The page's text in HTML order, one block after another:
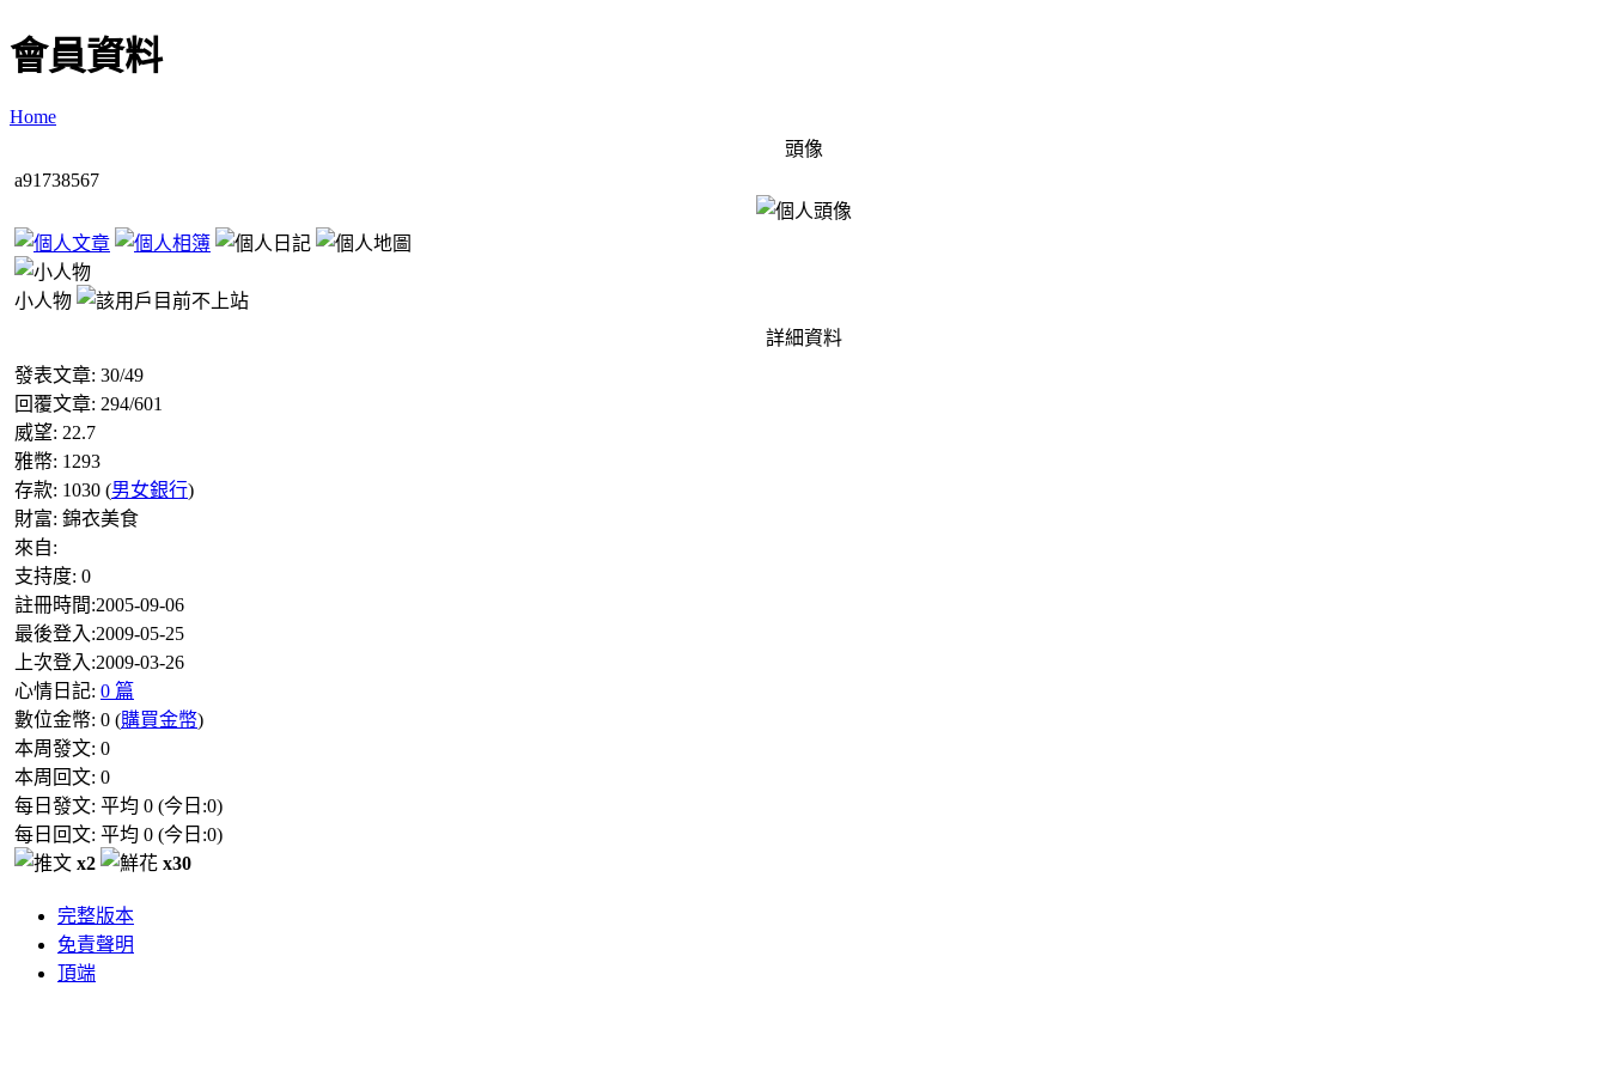
會員資料
Home
頭像
a91738567
小人物
詳細資料
發表文章: 30/49
回覆文章: 294/601
威望: 22.7
雅幣: 1293
存款: 1030 (男女銀行)
財富: 錦衣美食
來自:
支持度: 0
註冊時間:2005-09-06
最後登入:2009-05-25
上次登入:2009-03-26
心情日記: 0 篇
數位金幣: 0 (購買金幣)
本周發文: 0
本周回文: 0
每日發文: 平均 0 (今日:0)
每日回文: 平均 0 (今日:0)
x2
x30
完整版本
免責聲明
頂端